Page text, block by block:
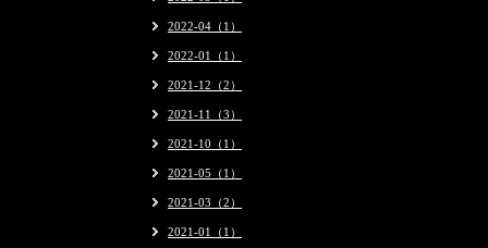
2022-04（1）
2022-01（1）
2021-12（2）
2021-11（3）
2021-10（1）
2021-05（1）
2021-03（2）
2021-01（1）